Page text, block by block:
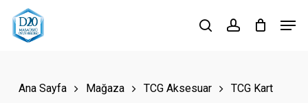
Skip
searchaccount
Ana Sayfa Mağaza TCG Aksesuar
TCG Kart